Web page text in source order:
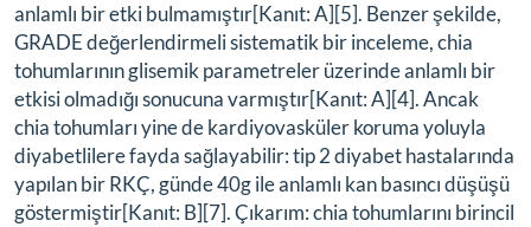
anlamlı bir etki bulmamıştır[Kanıt: A][5]. Benzer şekilde,
GRADE değerlendirmeli sistematik bir inceleme, chia
tohumlarının glisemik parametreler üzerinde anlamlı bir
etkisi olmadığı sonucuna varmıştır[Kanıt: A][4]. Ancak
chia tohumları yine de kardiyovasküler koruma yoluyla
diyabetlilere fayda sağlayabilir: tip 2 diyabet hastalarında
yapılan bir RKÇ, günde 40g ile anlamlı kan basıncı düşüşü
göstermiştir[Kanıt: B][7]. Çıkarım: chia tohumlarını birincil